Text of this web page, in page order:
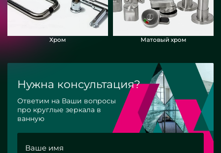
Хром Матовый хром
Нужна консультация?
Ответим на Ваши вопросы
про круглые зеркала в
ванную